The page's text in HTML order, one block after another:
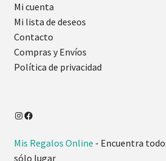
Mi cuenta
Mi lista de deseos
Contacto
Compras y Envíos
Política de privacidad
Mis Regalos Online - Encuentra
sólo lugar